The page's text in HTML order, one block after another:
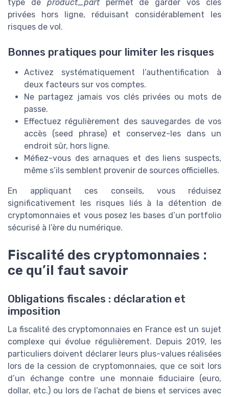
type de product_partpermet de garder vos clés
privées hors ligne, réduisant considérablement les
risques de vol.
Bonnes pratiques pour limiter les risques
Activez systématiquement l’authentification à
deux facteurs sur vos comptes.
Ne partagez jamais vos clés privées ou mots de
passe.
Effectuez régulièrement des sauvegardes de vos
accès (seed phrase) et conservez-les dans un
endroit sûr, hors ligne.
Méfiez-vous des arnaques et des liens suspects,
même s’ils semblent provenir de sources officielles.
En appliquant ces conseils, vous réduisez
significativement les risques liés à la détention de
cryptomonnaies et vous posez les bases d’un portfolio
sécurisé à l’ère du numérique.
Fiscalité des cryptomonnaies :
ce qu’il faut savoir
Obligations fiscales : déclaration et
imposition
La fiscalité des cryptomonnaies en France est un sujet
complexe qui évolue régulièrement. Depuis 2019, les
particuliers doivent déclarer leurs plus-values réalisées
lors de la cession de cryptomonnaies, que ce soit lors
d’un échange contre une monnaie fiduciaire (euro,
dollar, etc.) ou lors de l’achat de biens et services avec